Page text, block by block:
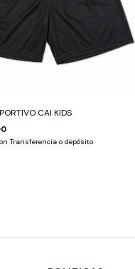
CAI KIDS
Transferencia o depósito